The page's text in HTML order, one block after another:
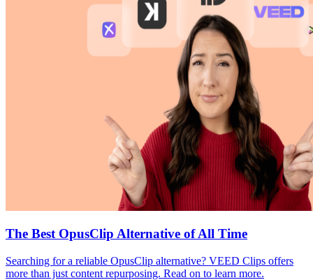
The Best OpusClip Alternative of All Time
Searching for a reliable OpusClip alternative? VEED Clips offers
more than just content repurposing. Read on to learn more.